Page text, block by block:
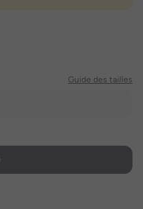
Guide des tailles